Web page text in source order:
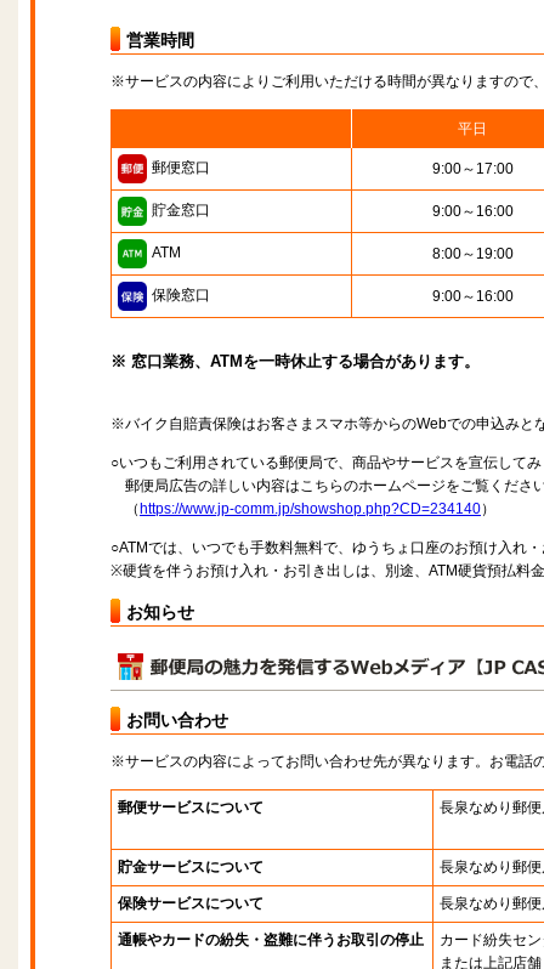
営業時間
※サービスの内容によりご利用いただける時間が異なりますので
平日
郵便窓口 9:00～17:00
貯金窓口 9:00～16:00
ATM 8:00～19:00
保険窓口 9:00～16:00
※ 窓口業務、ATMを一時休止する場合があります。
※バイク自賠責保険はお客さまスマホ等からのWebでの申込みと
○いつもご利用されている郵便局で、商品やサービスを宣伝して
郵便局広告の詳しい内容はこちらのホームページをご覧くださ
（ https://www.jp-comm.jp/showshop.php?CD=234140）
○ATMでは、いつでも手数料無料で、ゆうちょ口座のお預け入れ
※硬貨を伴うお預け入れ・お引き出しは、別途、ATM硬貨預払料
お知らせ
お問い合わせ
※サービスの内容によってお問い合わせ先が異なります。お電話
郵便サービスについて 長泉なめり郵
貯金サービスについて 長泉なめり郵
保険サービスについて 長泉なめり郵
通帳やカードの紛失・盗難に伴うお取引の停止
カード紛失セ
または上記店舗